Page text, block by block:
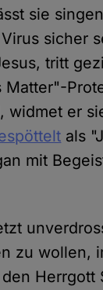
sie
sicher
tritt
widmet er
als
mit
zu wollen,
Herrgott